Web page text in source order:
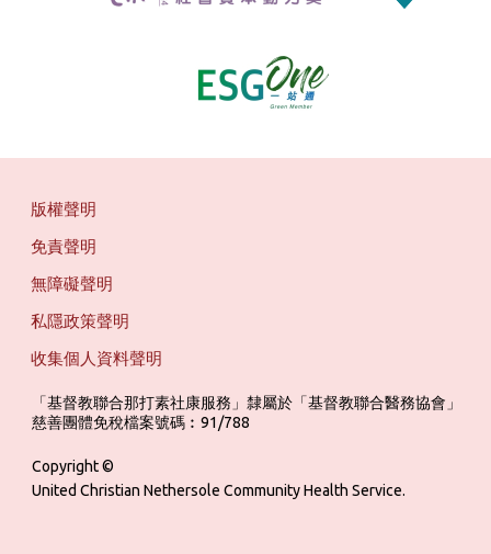
版權聲明
免責聲明
無障礙聲明
私隱政策聲明
收集個人資料聲明
「基督教聯合那打素社康服務」隸屬於「基督教聯合醫務協會」
慈善團體免稅檔案號碼︰91/788
Copyright ©
United Christian Nethersole Community Health Service.